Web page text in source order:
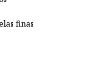
finas